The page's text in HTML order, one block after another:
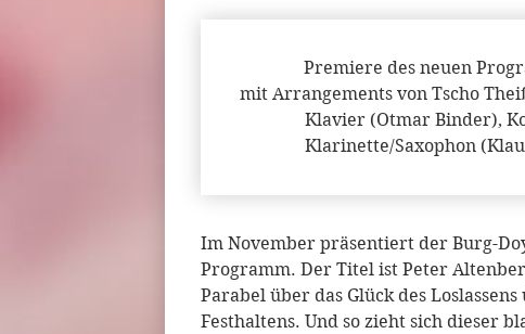
Premiere des neuen
mit Arrangements von Tscho
Klavier (Otmar Binder),
Klarinette/Saxophon
Im November präsentiert der Burg-
Programm. Der Titel ist Peter
Parabel über das Glück des
Festhaltens. Und so zieht sich dieser